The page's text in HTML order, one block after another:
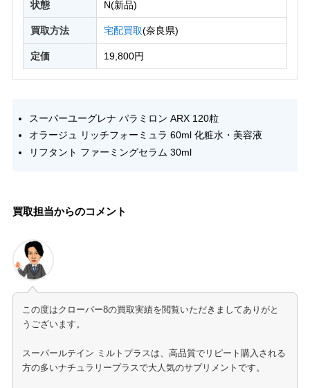
状態 N(新品)
買取方法 宅配買取(奈良県)
定価 19,800円
スーパーユーグレナ パラミロン ARX 120粒
オラージュ リッチフォーミュラ 60ml 化粧水・美容液
リフタント ファーミングセラム 30ml
買取担当からのコメント
この度はクローバー8の買取実績を閲覧いただきましてありがと
うございます。
スーパールテイン ミルトプラスは、高品質でリピート購入される
方の多いナチュラリープラスで大人気のサプリメントです。